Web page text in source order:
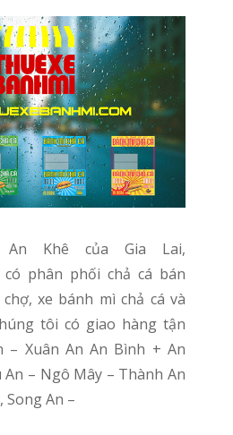
có phân phối chả cá bán
xe bánh mì chả cá và
tôi có giao hàng tận
– Xuân An An Bình + An
An – Ngô Mây – Thành An
Song An –